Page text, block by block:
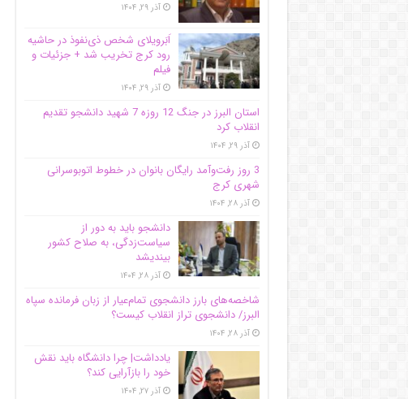
آذر ۲۹, ۱۴۰۴
اَبَر‌ویلای شخص ذی‌نفوذ در حاشیه‌
رود کرج تخریب شد + جزئیات و
فیلم
آذر ۲۹, ۱۴۰۴
استان البرز در جنگ 12 روزه 7 شهید دانشجو تقدیم
انقلاب کرد
آذر ۲۹, ۱۴۰۴
3 روز رفت‌وآمد رایگان بانوان در خطوط اتوبوسرانی
شهری کرج
آذر ۲۸, ۱۴۰۴
دانشجو باید به دور از
سیاست‌زدگی، به صلاح کشور
بیندیشد
آذر ۲۸, ۱۴۰۴
شاخصه‌های بارز دانشجوی تمام‌عیار از زبان فرمانده سپاه
البرز/ دانشجوی تراز انقلاب کیست؟
آذر ۲۸, ۱۴۰۴
یادداشت| چرا دانشگاه باید نقش
خود را بازآرایی کند؟
آذر ۲۷, ۱۴۰۴